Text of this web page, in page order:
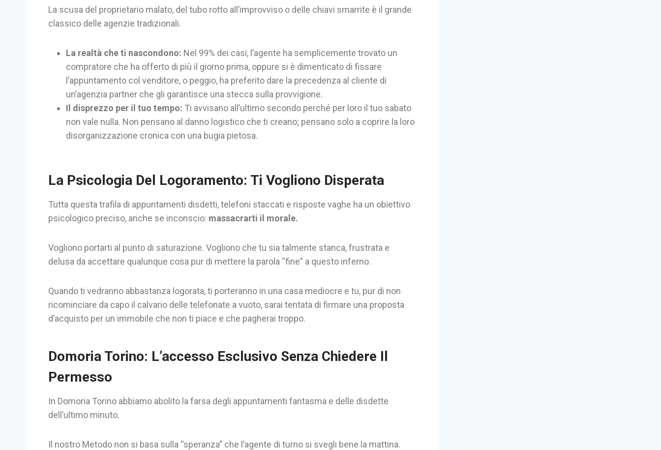
La scusa del proprietario malato, del tubo rotto all’improvviso o delle chiavi smarrite è il grande
classico delle agenzie tradizionali.
La realtà che ti nascondono: Nel 99% dei casi, l’agente ha semplicemente trovato un
compratore che ha offerto di più il giorno prima, oppure si è dimenticato di fissare
l’appuntamento col venditore, o peggio, ha preferito dare la precedenza al cliente di
un’agenzia partner che gli garantisce una stecca sulla provvigione.
Il disprezzo per il tuo tempo: Ti avvisano all’ultimo secondo perché per loro il tuo sabato
non vale nulla. Non pensano al danno logistico che ti creano; pensano solo a coprire la loro
disorganizzazione cronica con una bugia pietosa.
La Psicologia Del Logoramento: Ti Vogliono Disperata
Tutta questa trafila di appuntamenti disdetti, telefoni staccati e risposte vaghe ha un obiettivo
psicologico preciso, anche se inconscio: massacrarti il morale.
Vogliono portarti al punto di saturazione. Vogliono che tu sia talmente stanca, frustrata e
delusa da accettare qualunque cosa pur di mettere la parola “fine” a questo inferno.
Quando ti vedranno abbastanza logorata, ti porteranno in una casa mediocre e tu, pur di non
ricominciare da capo il calvario delle telefonate a vuoto, sarai tentata di firmare una proposta
d’acquisto per un immobile che non ti piace e che pagherai troppo.
Domoria Torino: L’accesso Esclusivo Senza Chiedere Il
Permesso
In Domoria Torino abbiamo abolito la farsa degli appuntamenti fantasma e delle disdette
dell’ultimo minuto.
Il nostro Metodo non si basa sulla “speranza” che l’agente di turno si svegli bene la mattina.